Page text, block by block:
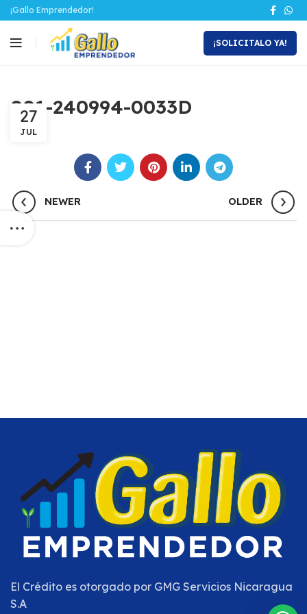
¡Gallo Emprendedor!
¡SOLICITALO YA!
001-240994-0033D
27
JUL
NEWER OLDER
El Crédito es otorgado por GMG Servicios Nicaragua
S.A